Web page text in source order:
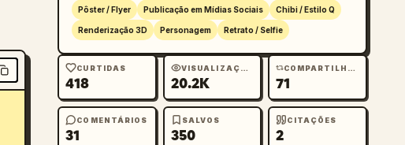
Pôster / Flyer Publicação em Mídias Sociais Chibi / Estilo Q
Renderização 3D Personagem Retrato / Selfie
CURTIDAS
418
VISUALIZAÇÕES
20.2K
COMPARTILHAMENTOS
71
COMENTÁRIOS
31
SALVOS
350
CITAÇÕES
2